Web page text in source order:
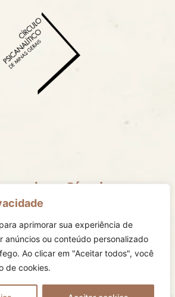
aprimorar sua experiência de
anúncios ou conteúdo personalizado
Ao clicar em "Aceitar todos", você
de cookies.
o Círculo
com todas as nossas redes